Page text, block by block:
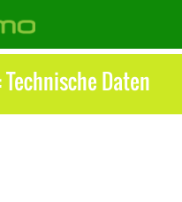
Daten